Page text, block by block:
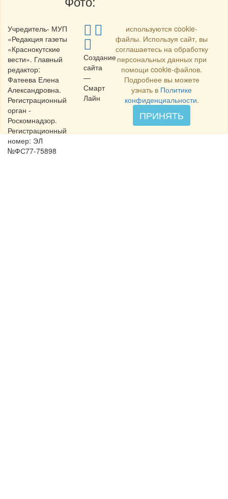
Учредитель- МУП
«Редакция газеты
«Краснокутские
вести». Главный
редактор:
Фатеева Елена
Александровна.
Регистрационный
орган -
Роскомнадзор.
Регистрационный
номер: ЭЛ
№ФС77-75898
Создание
сайта
—
Смарт
Лайн
используются cookie-
файлы. Используя сайт, вы
соглашаетесь на обработку
персональных данных при
помощи cookie-файлов.
Подробнее вы можете
узнать в Политике
конфиденциальности.
ПРИНЯТЬ